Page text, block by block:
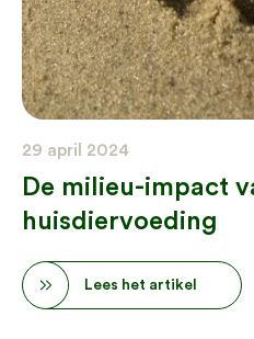
29 april 2024
De milieu-impact
huisdiervoeding
Lees het artikel